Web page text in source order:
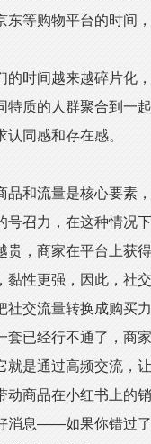
东等购物平台的时间
时间越来越碎片化
特质的人群聚合到一
同感和存在感。
和流量是核心要素
号召力，在这种情况
贵，商家在平台上获
性更强，因此，社
交流量转换成购买力
套已经行不通了，商
就是通过高频交流，
商品在小红书上的
息——如果你错过了